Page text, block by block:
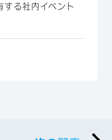
る社内イベント